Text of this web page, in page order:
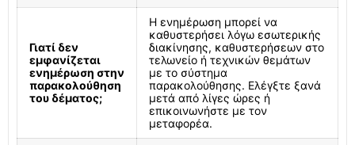
Γιατί δεν
εμφανίζεται
ενημέρωση στην
παρακολούθηση
του δέματος;
Η ενημέρωση μπορεί να
καθυστερήσει λόγω εσωτερικής
διακίνησης, καθυστερήσεων στο
τελωνείο ή τεχνικών θεμάτων
με το σύστημα
παρακολούθησης. Ελέγξτε ξανά
μετά από λίγες ώρες ή
επικοινωνήστε με τον
μεταφορέα.